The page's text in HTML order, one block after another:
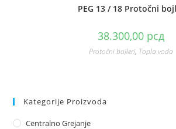
PEG 13 / 18 Protočni
38.300,00 рсд
Protočni bojleri, Topla voda
Kategorije Proizvoda
Centralno Grejanje